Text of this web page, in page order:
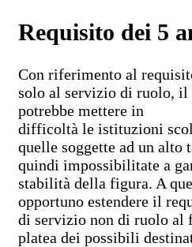
Requisito dei 5
Con riferimento al
solo al servizio di ruolo, il
potrebbe mettere in
difficoltà le istituzioni
quelle soggette ad un alto
quindi impossibilitate a
stabilità della figura. A
opportuno estendere il
di servizio non di ruolo al
platea dei possibili